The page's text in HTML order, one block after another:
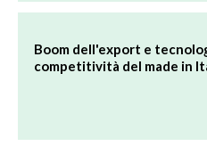
Boom dell'export e
competitività del made in